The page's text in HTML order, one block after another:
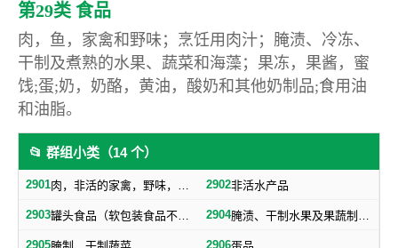
第29类 食品
肉，鱼，家禽和野味；烹饪用肉汁；腌渍、冷冻、
干制及煮熟的水果、蔬菜和海藻；果冻，果酱，蜜
饯;蛋;奶，奶酪，黄油，酸奶和其他奶制品;食用油
和油脂。
📂 群组小类（14 个）
2901 肉，非活的家禽，野味，肉汁 2902非活水产品
2903 罐头食品（软包装食品不包括在内，随原料制成品归类） 2904 腌渍、干制水果及果蔬制零食小吃
2905 2906